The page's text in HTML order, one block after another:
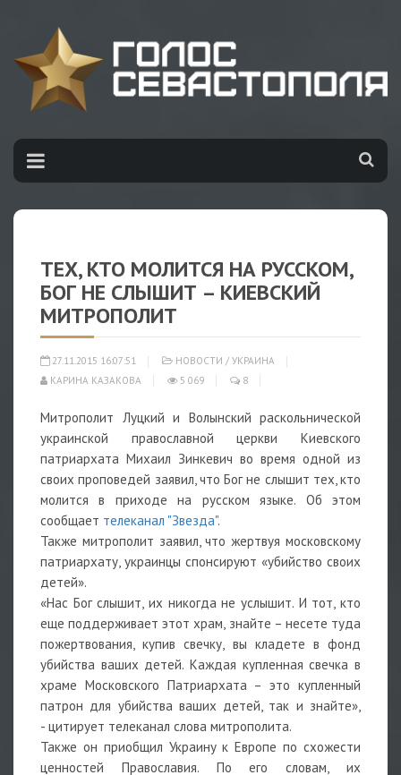
ТЕХ, КТО МОЛИТСЯ НА РУССКОМ,
БОГ НЕ СЛЫШИТ – КИЕВСКИЙ
МИТРОПОЛИТ
27.11.2015 16:07:51 НОВОСТИ / УКРАИНА
КАРИНА КАЗАКОВА
5 069 8
Митрополит Луцкий и Волынский раскольнической
украинской православной церкви Киевского
патриархата Михаил Зинкевич во время одной из
своих проповедей заявил, что Бог не слышит тех, кто
молится в приходе на русском языке. Об этом
сообщает телеканал "Звезда".
Также митрополит заявил, что жертвуя московскому
патриархату, украинцы спонсируют «убийство своих
детей».
«Нас Бог слышит, их никогда не услышит. И тот, кто
еще поддерживает этот храм, знайте – несете туда
пожертвования, купив свечку, вы кладете в фонд
убийства ваших детей. Каждая купленная свечка в
храме Московского Патриархата – это купленный
патрон для убийства ваших детей, так и знайте»,
- цитирует телеканал слова митрополита.
Также он приобщил Украину к Европе по схожести
ценностей Православия. По его словам, их